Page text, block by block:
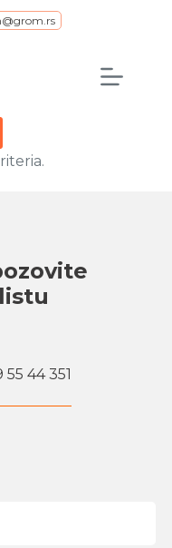
55 44 351